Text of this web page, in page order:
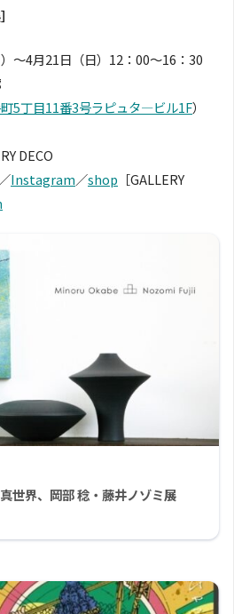
〜4月21日（日）12：00〜16：30
5丁目11番3号ラピュタ―ビル1F）
DECO
／Instagram／shop ［GALLERY
世界、岡部 稔・藤井ノゾミ展